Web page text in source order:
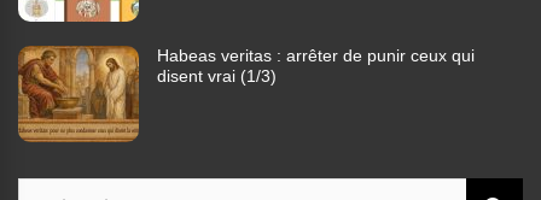
Habeas veritas : arrêter de punir ceux qui
disent vrai (1/3)